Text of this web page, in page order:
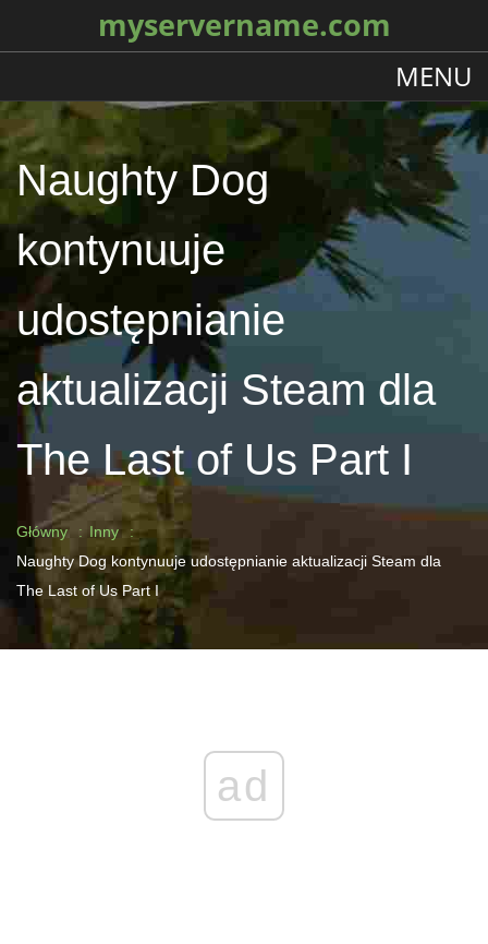
myservername.com
MENU
Naughty Dog
kontynuuje
udostępnianie
aktualizacji Steam dla
The Last of Us Part I
Główny
Inny
Naughty Dog kontynuuje udostępnianie aktualizacji Steam dla
The Last of Us Part I
ad